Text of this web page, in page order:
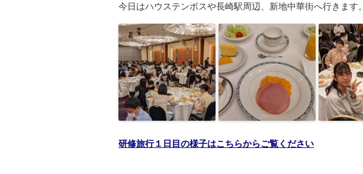
今日はハウステンボスや長崎駅周辺、新地中華街へ行きます。
研修旅行１日目の様子はこちらからご覧ください